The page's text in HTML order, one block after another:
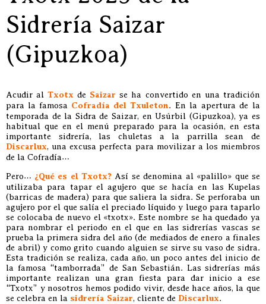
Sidrería Saizar
(Gipuzkoa)
Acudir al Txotx de Saizar se ha convertido en una tradición
para la famosa Cofradía del Txuleton. En la apertura de la
temporada de la Sidra de Saizar, en Usúrbil (Gipuzkoa), ya es
habitual que en el menú preparado para la ocasión, en esta
importante sidrería, las chuletas a la parrilla sean de
Discarlux, una excusa perfecta para movilizar a los miembros
de la Cofradía…
Pero… ¿Qué es el Txotx? Así se denomina al «palillo» que se
utilizaba para tapar el agujero que se hacía en las Kupelas
(barricas de madera) para que saliera la sidra. Se perforaba un
agujero por el que salía el preciado líquido y luego para taparlo
se colocaba de nuevo el «txotx». Este nombre se ha quedado ya
para nombrar el periodo en el que en las sidrerías vascas se
prueba la primera sidra del año (de mediados de enero a finales
de abril) y como grito cuando alguien se sirve su vaso de sidra.
Esta tradición se realiza, cada año, un poco antes del inicio de
la famosa “tamborrada” de San Sebastián. Las sidrerías más
importante realizan una gran fiesta para dar inicio a ese
“Txotx” y nosotros hemos podido vivir, desde hace años, la que
se celebra en la sidrería Saizar, cliente de Discarlux.